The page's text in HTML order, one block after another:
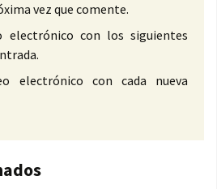
vez que comente.
electrónico con los siguientes
electrónico con cada nueva